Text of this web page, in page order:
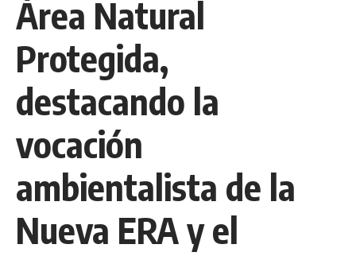
Área Natural
Protegida,
destacando la
vocación
ambientalista de la
Nueva ERA y el